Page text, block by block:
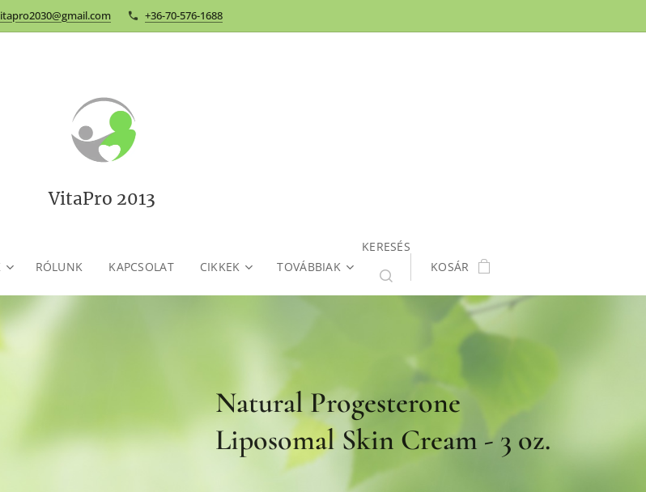
+36-70-576-1688
VitaPro 2013
RÓLUNK KAPCSOLAT CIKKEK TOVÁBBIAK
KERESÉS
KOSÁR
Natural Progesterone
Liposomal Skin Cream - 3 oz.